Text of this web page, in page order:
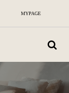
MYPAGE